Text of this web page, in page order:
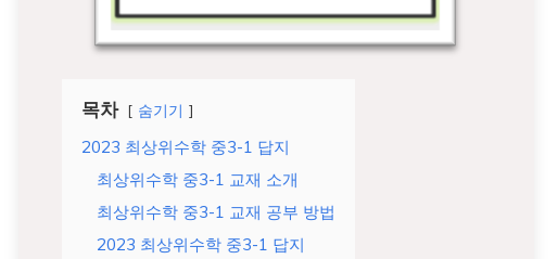
목차 숨기기
2023 최상위수학 중3-1 답지
최상위수학 중3-1 교재 소개
최상위수학 중3-1 교재 공부 방법
2023 최상위수학 중3-1 답지